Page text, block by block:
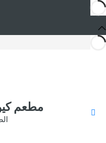
مطعم